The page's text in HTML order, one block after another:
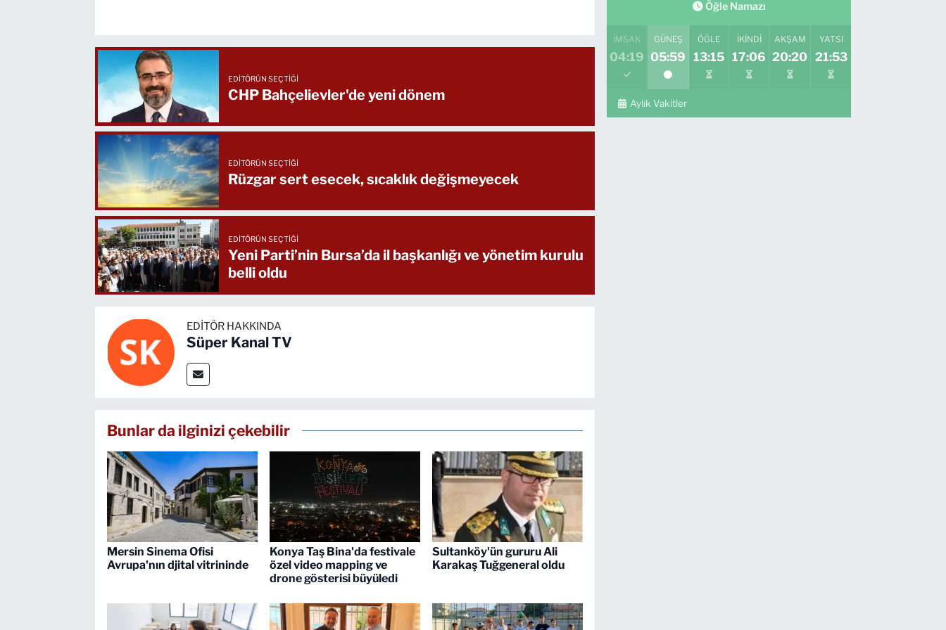
EDITÖRÜN SEÇTIĞI
CHP Bahçelievler'de yeni dönem
EDITÖRÜN SEÇTIĞI
Rüzgar sert esecek, sıcaklık değişmeyecek
EDITÖRÜN SEÇTIĞI
Yeni Parti’nin Bursa’da il başkanlığı ve yönetim kurulu
belli oldu
EDITÖR HAKKINDA
Süper Kanal TV
Bunlar da ilginizi çekebilir
Mersin Sinema Ofisi
Avrupa'nın djital vitrininde
Konya Taş Bina'da festivale
özel video mapping ve
drone gösterisi büyüledi
Sultanköy'ün gururu Ali
Karakaş Tuğgeneral oldu
Öğle Namazı
İMSAK
04:19
GÜNEŞ
05:59
ÖĞLE
13:15
İKINDI
17:06
AKŞAM
20:20
YATSI
21:53
Aylık Vakitler